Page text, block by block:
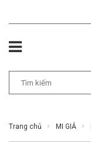
Trang chủ MI GIẢ